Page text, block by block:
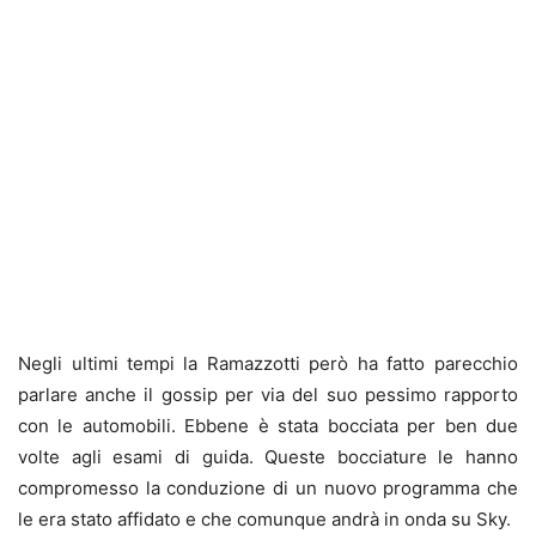
Negli ultimi tempi la Ramazzotti però ha fatto parecchio
parlare anche il gossip per via del suo pessimo rapporto
con le automobili. Ebbene è stata bocciata per ben due
volte agli esami di guida. Queste bocciature le hanno
compromesso la conduzione di un nuovo programma che
le era stato affidato e che comunque andrà in onda su Sky.